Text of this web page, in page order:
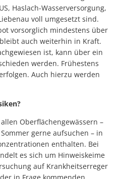
Haslach-Wasserversorgung,
voll umgesetzt sind.
vorsorglich mindestens über
auch weiterhin in Kraft.
ist, kann über ein
werden. Frühestens
Auch hierzu werden
Oberflächengewässern –
gerne aufsuchen – in
enthalten. Bei
es sich um Hinweiskeime
auf Krankheitserreger